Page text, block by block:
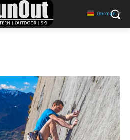
German ▼